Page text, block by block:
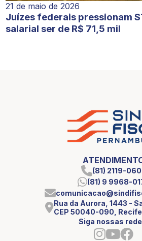
21 de maio de 2026
Juízes federais pressionam
salarial ser de R$ 71,5 mil
(81) 2119-
(81) 9 9968-
Rua da Aurora, 1443 -
CEP 50040-090,
Siga nossas